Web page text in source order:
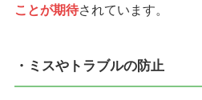
ことが期待されています。
・ミスやトラブルの防止